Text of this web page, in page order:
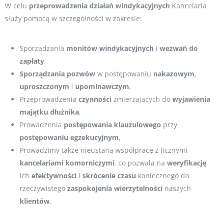
W celu przeprowadzenia działań windykacyjnych Kancelaria
służy pomocą w szczególności w zakresie:
Sporządzania monitów windykacyjnych i wezwań do
zapłaty,
Sporządzania pozwów w postępowaniu nakazowym,
uproszczonym i upominawczym,
Przeprowadzenia czynności zmierzających do wyjawienia
majątku dłużnika,
Prowadzenia postępowania klauzulowego przy
postępowaniu egzekucyjnym,
Prowadzimy także nieustaną współpracę z licznymi
kancelariami komorniczymi, co pozwala na weryfikację
ich efektywności i skrócenie czasu koniecznego do
rzeczywistego zaspokojenia wierzytelności naszych
klientów.